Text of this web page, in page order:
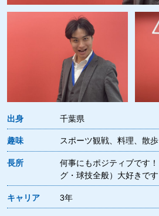
出身 千葉県
趣味 スポーツ観戦、料理、散歩
長所
何事にもポジティブです
グ・球技全般）大好きです
キャリア 3年